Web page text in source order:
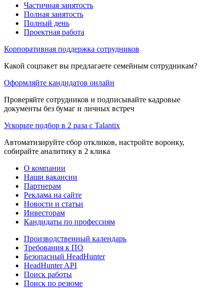
Частичная занятость
Полная занятость
Полный день
Проектная работа
Корпоративная поддержка сотрудников
Какой соцпакет вы предлагаете семейным сотрудникам?
Оформляйте кандидатов онлайн
Проверяйте сотрудников и подписывайте кадровые
документы без бумаг и личных встреч
Ускорьте подбор в 2 раза с Talantix
Автоматизируйте сбор откликов, настройте воронку,
собирайте аналитику в 2 клика
О компании
Наши вакансии
Партнерам
Реклама на сайте
Новости и статьи
Инвесторам
Кандидаты по профессиям
Производственный календарь
Требования к ПО
Безопасный HeadHunter
HeadHunter API
Поиск работы
Поиск по резюме